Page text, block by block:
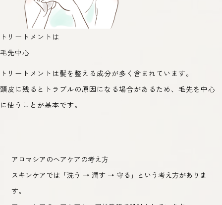
トリートメントは
毛先中心
トリートメントは髪を整える成分が多く含まれています。
頭皮に残るとトラブルの原因になる場合があるため、毛先を中心
に使うことが基本です。
アロマシアのヘアケアの考え方
スキンケアでは「洗う → 潤す → 守る」という考え方がありま
す。